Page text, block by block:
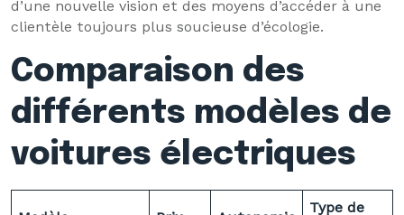
d’une nouvelle vision et des moyens d’accéder à une
clientèle toujours plus soucieuse d’écologie.
Comparaison des
différents modèles de
voitures électriques
Type de